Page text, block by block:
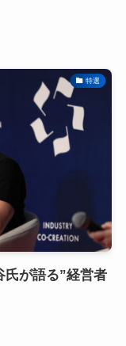
特選
氏が語る”経営者